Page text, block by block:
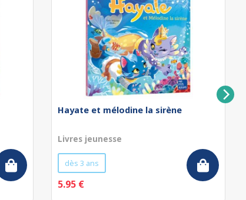
Hayate et mélodine la sirène
Livres jeunesse
dès 3 ans
5.95 €